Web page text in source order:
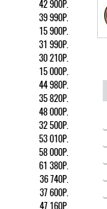
42 900Р.
39 990Р.
15 900Р.
31 990Р.
30 210Р.
15 000Р.
44 980Р.
35 820Р.
48 000Р.
32 500Р.
53 010Р.
58 000Р.
61 380Р.
36 740Р.
37 600Р.
47 160Р.